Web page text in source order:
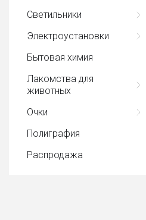
Светильники
Электроустановки
Бытовая химия
Лакомства для
животных
Очки
Полиграфия
Распродажа